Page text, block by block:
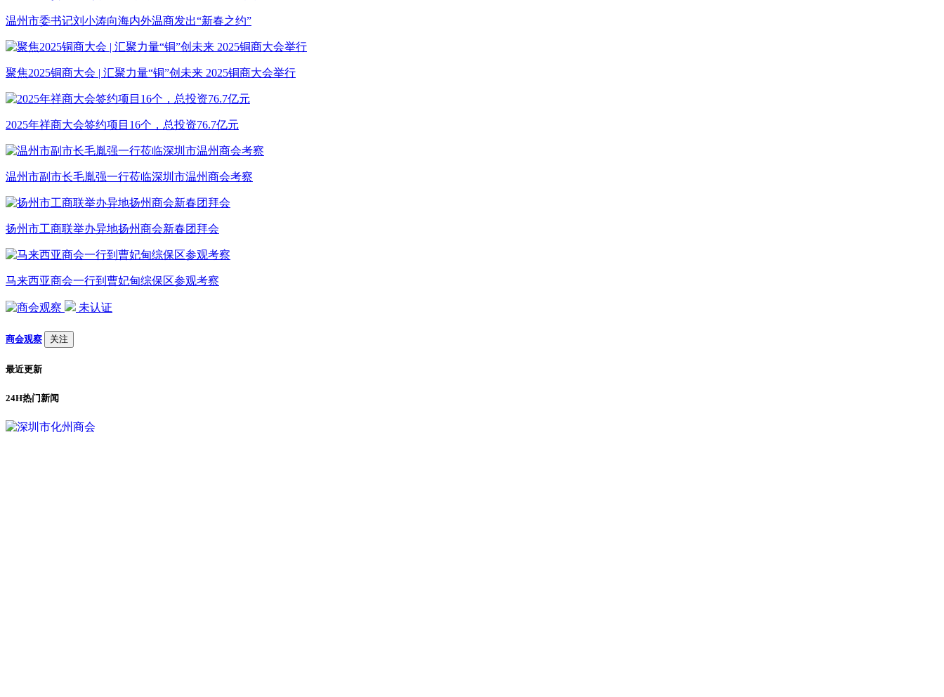
温州市委书记刘小涛向海内外温商发出“新春之约”
聚焦2025铜商大会 | 汇聚力量“铜”创未来 2025铜商大会举行
2025年祥商大会签约项目16个，总投资76.7亿元
温州市副市长毛胤强一行莅临深圳市温州商会考察
扬州市工商联举办异地扬州商会新春团拜会
马来西亚商会一行到曹妃甸综保区参观考察
未认证
商会观察 关注
最近更新
24H热门新闻
1